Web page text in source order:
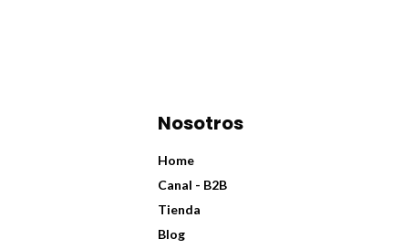
Nosotros
Home
Canal - B2B
Tienda
Blog